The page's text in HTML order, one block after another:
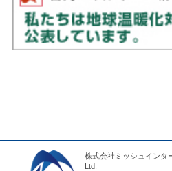
株式会社ミッシュインタ
Ltd.